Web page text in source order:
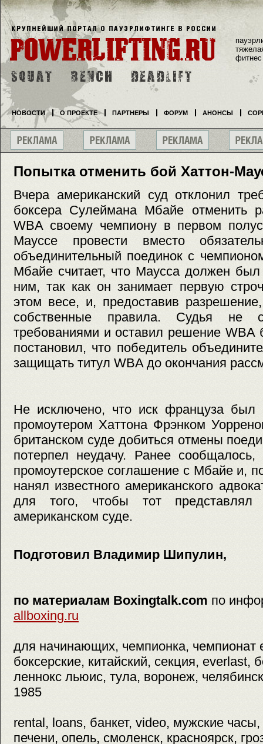
Попытка отменить бой Хаттон-
Вчера американский суд отклонил
боксера Сулеймана Мбайе отменить
WBA своему чемпиону в первом
Мауссе провести вместо
объединительный поединок с
Мбайе считает, что Маусса должен был
ним, так как он занимает первую
этом весе, и, предоставив
собственные правила. Судья не
требованиями и оставил решение WBA
постановил, что победитель
защищать титул WBA до окончания
Не исключено, что иск француза был
промоутером Хаттона Фрэнком
британском суде добиться отмены
потерпел неудачу. Ранее
промоутерское соглашение с Мбайе и,
нанял известного американского
для того, чтобы тот
американском суде.
Подготовил Владимир Шипулин,
по материалам Boxingtalk.com по
allboxing.ru
для начинающих, чемпионка, чемпионат
боксерские, китайский, секция, everlast,
леннокс льюис, тула, воронеж,
1985
rental, loans, банкет, video, мужские
печени, опель, смоленск, красноярск,
фитнес
НОВОСТИ О ПРОЕКТЕ ПАРТНЕРЫ ФОРУМ АНОНСЫ